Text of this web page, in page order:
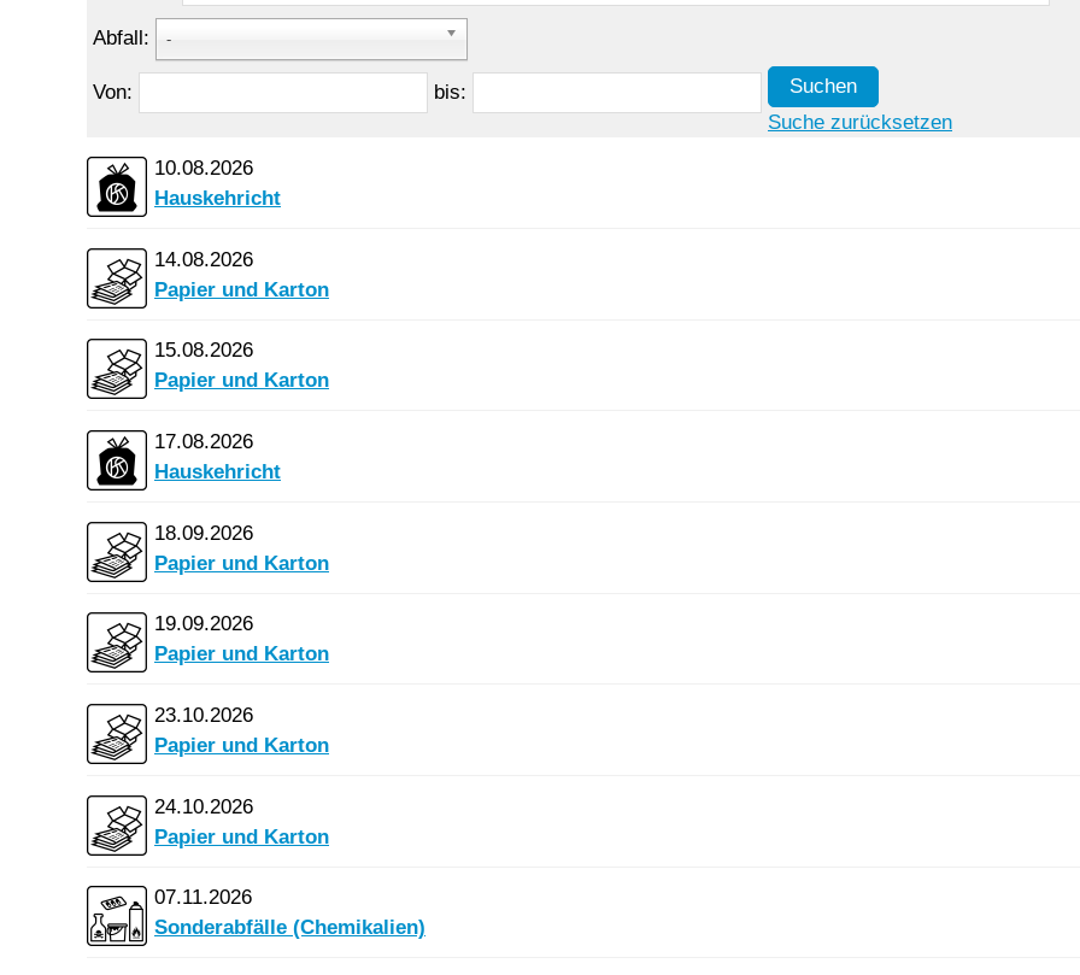
Abfall: -
Von: bis:
Suchen
Suche zurücksetzen
10.08.2026
Hauskehricht
14.08.2026
Papier und Karton
15.08.2026
Papier und Karton
17.08.2026
Hauskehricht
18.09.2026
Papier und Karton
19.09.2026
Papier und Karton
23.10.2026
Papier und Karton
24.10.2026
Papier und Karton
07.11.2026
Sonderabfälle (Chemikalien)